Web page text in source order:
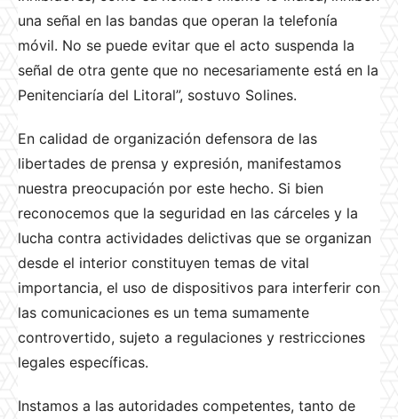
una señal en las bandas que operan la telefonía
móvil. No se puede evitar que el acto suspenda la
señal de otra gente que no necesariamente está en la
Penitenciaría del Litoral”, sostuvo Solines.
En calidad de organización defensora de las
libertades de prensa y expresión, manifestamos
nuestra preocupación por este hecho. Si bien
reconocemos que la seguridad en las cárceles y la
lucha contra actividades delictivas que se organizan
desde el interior constituyen temas de vital
importancia, el uso de dispositivos para interferir con
las comunicaciones es un tema sumamente
controvertido, sujeto a regulaciones y restricciones
legales específicas.
Instamos a las autoridades competentes, tanto de